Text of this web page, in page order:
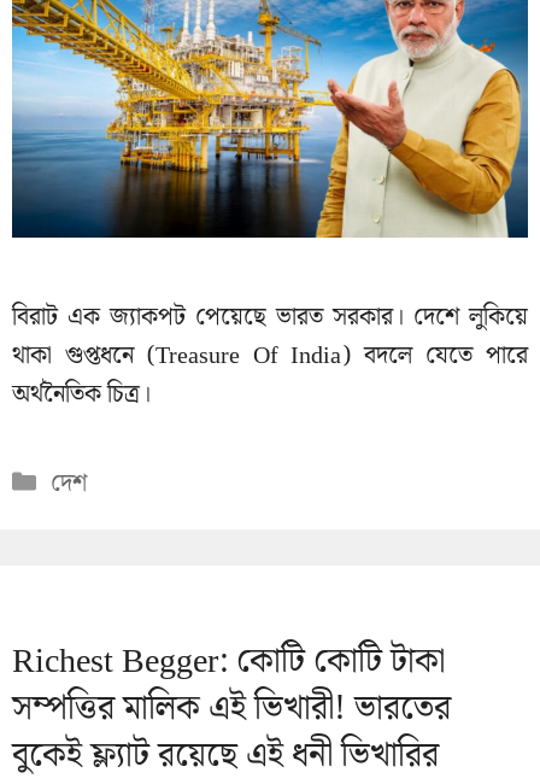
বিরাট এক জ্যাকপট পেয়েছে ভারত সরকার। দেশে লুকিয়ে
থাকা গুপ্তধনে (Treasure Of India) বদলে যেতে পারে
অর্থনৈতিক চিত্র।
Categories
দেশ
Richest Begger: কোটি কোটি টাকা
সম্পত্তির মালিক এই ভিখারী! ভারতের
বুকেই ফ্ল্যাট রয়েছে এই ধনী ভিখারির